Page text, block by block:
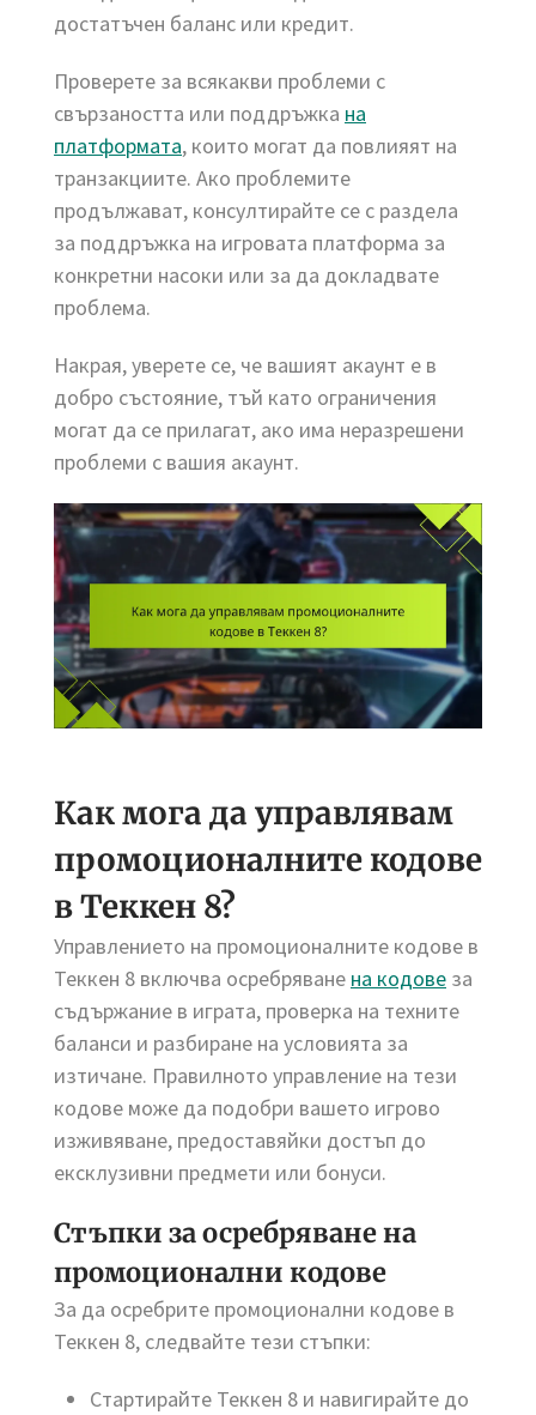
достатъчен баланс или кредит.
Проверете за всякакви проблеми с
свързаността или поддръжка на
платформата, които могат да повлияят на
транзакциите. Ако проблемите
продължават, консултирайте се с раздела
за поддръжка на игровата платформа за
конкретни насоки или за да докладвате
проблема.
Накрая, уверете се, че вашият акаунт е в
добро състояние, тъй като ограничения
могат да се прилагат, ако има неразрешени
проблеми с вашия акаунт.
Как мога да управлявам
промоционалните кодове
в Теккен 8?
Управлението на промоционалните кодове в
Теккен 8 включва осребряване на кодове за
съдържание в играта, проверка на техните
баланси и разбиране на условията за
изтичане. Правилното управление на тези
кодове може да подобри вашето игрово
изживяване, предоставяйки достъп до
ексклузивни предмети или бонуси.
Стъпки за осребряване на
промоционални кодове
За да осребрите промоционални кодове в
Теккен 8, следвайте тези стъпки:
Стартирайте Теккен 8 и навигирайте до